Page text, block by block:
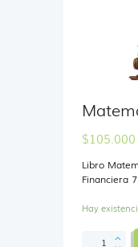
$105.000
Libro
Financiera 7
Hay
Matematicas